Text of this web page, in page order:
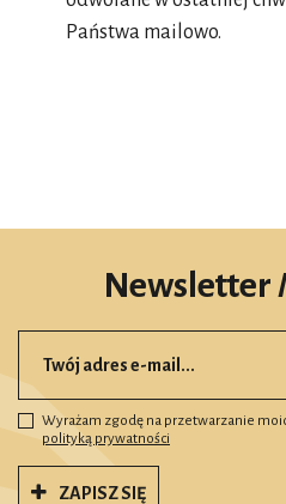
Państwa mailowo.
Newsletter
Wyrażam zgodę na przetwarzanie
polityką prywatności
ZAPISZ SIĘ